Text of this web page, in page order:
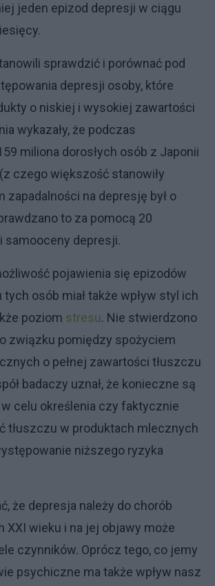
jeden epizod depresji w ciągu
sprawdzić i porównać pod
depresji osoby, które
o niskiej i wysokiej zawartości
wykazały, że podczas
miliona dorosłych osób z Japonii
czego większość stanowiły
zapadalności na depresję był o
to za pomocą 20
samooceny depresji.
pojawienia się epizodów
osób miał także wpływ styl ich
poziom stresu. Nie stwierdzono
związku pomiędzy spożyciem
o pełnej zawartości tłuszczu
badaczy uznał, że konieczne są
celu określenia czy faktycznie
tłuszczu w produktach mlecznych
niższego ryzyka
że depresja należy do chorób
XXI wieku i na jej objawy może
czynników. Oprócz tego, co jemy
psychiczne ma także wpływ nasz